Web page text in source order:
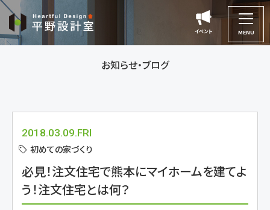
イベント
平
野
設
イベント MENU
お知らせ・ブログ
2018.03.09.FRI
初めての家づくり
必見！注文住宅で熊本にマイホームを建てよ
う！注文住宅とは何？